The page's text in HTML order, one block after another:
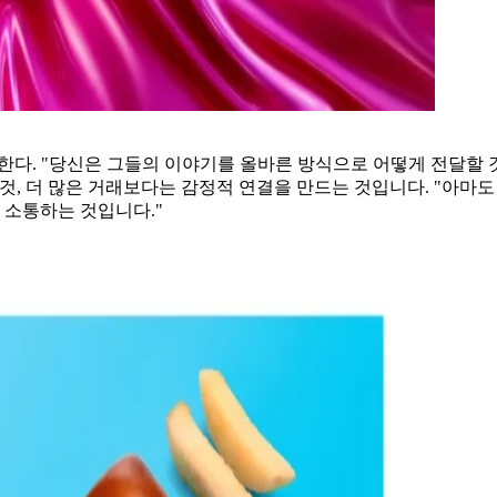
다. "당신은 그들의 이야기를 올바른 방식으로 어떻게 전달
, 더 많은 거래보다는 감정적 연결을 만드는 것입니다. "아마
통하는 것입니다."